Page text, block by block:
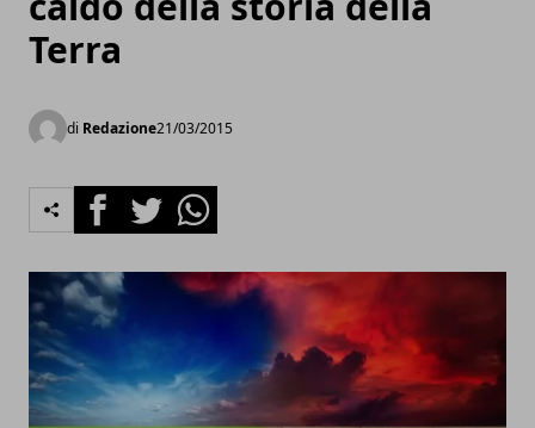
Terra
di Redazione21/03/2015
FacebookTwitterWhatsapp